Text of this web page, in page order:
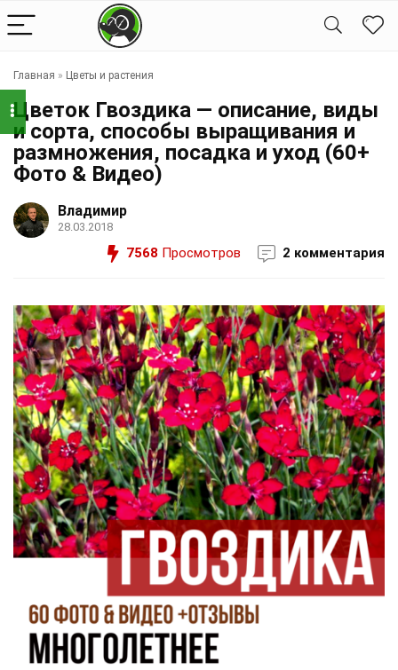
Главная » Цветы и растения
Цветок Гвоздика — описание, виды
и сорта, способы выращивания и
размножения, посадка и уход (60+
Фото & Видео)
Владимир
28.03.2018
7568 Просмотров 2 комментария